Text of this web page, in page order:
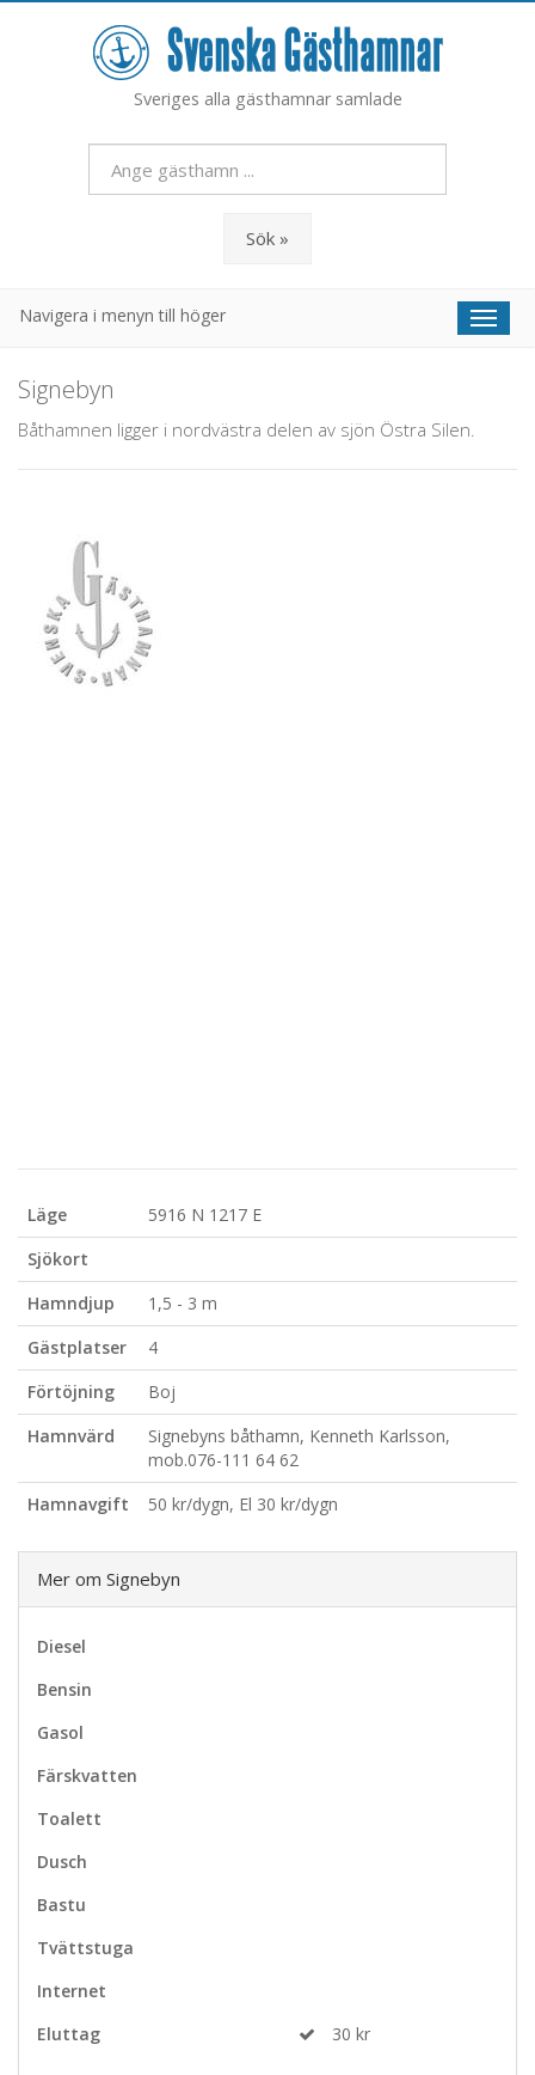
Sveriges alla gästhamnar samlade
Sök »
Navigera i menyn till höger
Toggle
Signebyn
Båthamnen ligger i nordvästra delen av sjön Östra Silen.
Läge
5916 N 1217 E
Sjökort
Hamndjup
1,5 - 3 m
Gästplatser
4
Förtöjning
Boj
Hamnvärd
Signebyns båthamn, Kenneth Karlsson,
mob.076-111 64 62
Hamnavgift
50 kr/dygn, El 30 kr/dygn
Mer om Signebyn
Diesel
Bensin
Gasol
Färskvatten
Toalett
Dusch
Bastu
Tvättstuga
Internet
Eluttag
30 kr